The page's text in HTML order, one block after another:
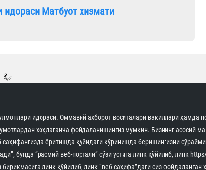
идораси Матбуот хизмати
идораси. Оммавий ахборот воситалари вакиллари ҳамда
хоҳлаганча фойдаланишингиз мумкин. Бизнинг асосий
саҳифангизда ёритишда қуйидаги кўринишда беришингизни
бунда “расмий веб-портали” сўзи устига линк қўйилиб, линк
бирикмасига линк қўйилиб, линк “веб-саҳифа”даги сиз